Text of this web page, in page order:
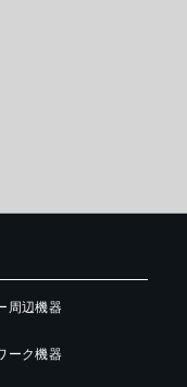
周辺機器
ーク機器